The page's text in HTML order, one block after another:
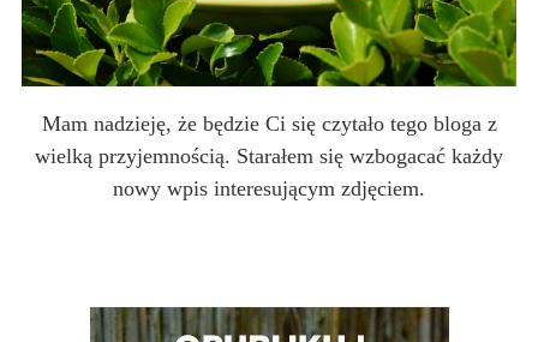
Mam nadzieję, że będzie Ci się czytało tego bloga z
wielką przyjemnością. Starałem się wzbogacać każdy
nowy wpis interesującym zdjęciem.